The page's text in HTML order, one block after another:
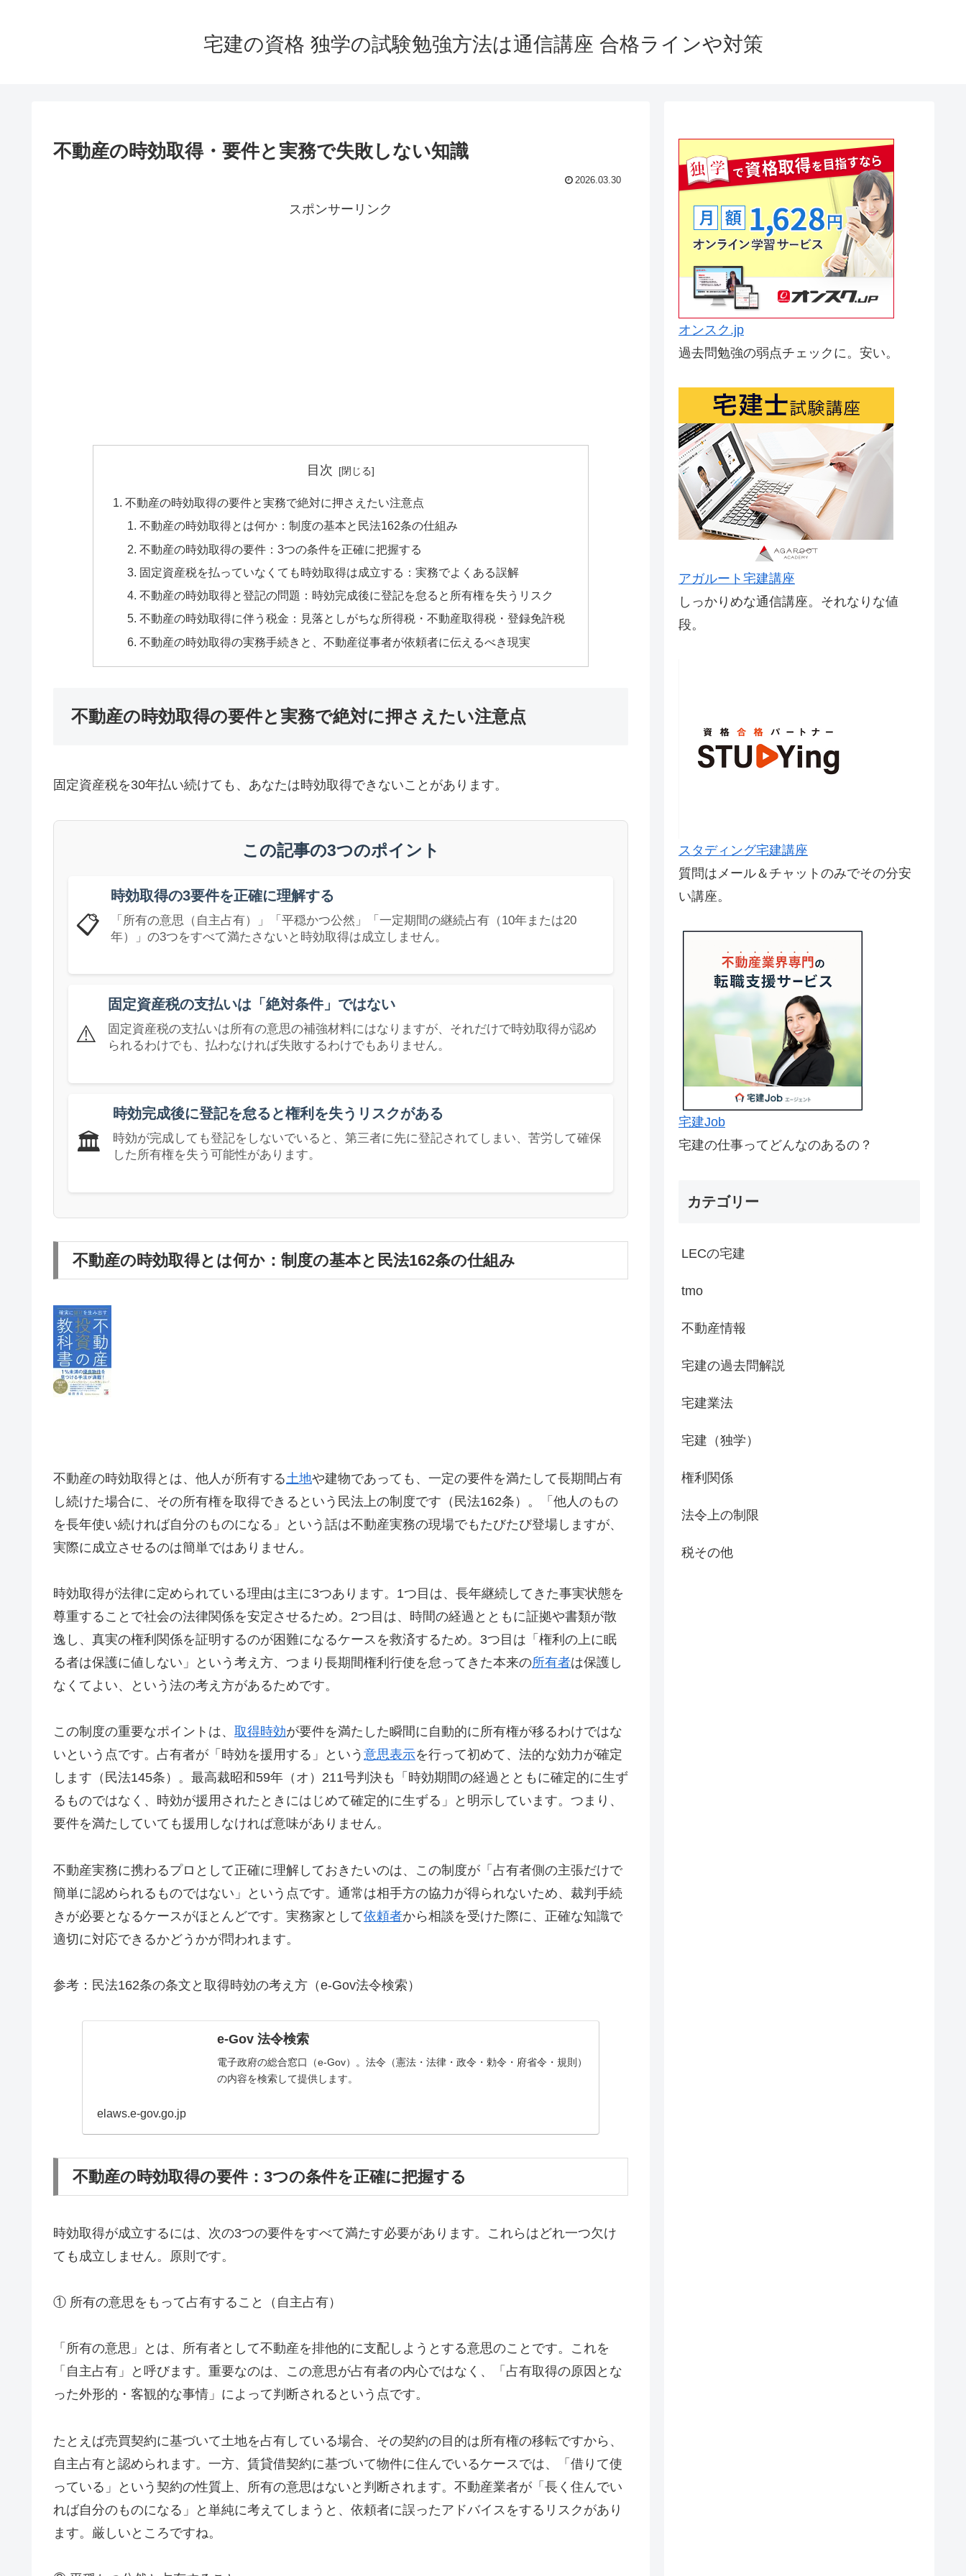
宅建の資格 独学の試験勉強方法は通信講座 合格ラインや対策
不動産の時効取得・要件と実務で失敗しない知識
2026.03.30
スポンサーリンク
目次
不動産の時効取得の要件と実務で絶対に押さえたい注意点
不動産の時効取得とは何か：制度の基本と民法162条の仕組み
不動産の時効取得の要件：3つの条件を正確に把握する
固定資産税を払っていなくても時効取得は成立する：実務でよくある誤解
不動産の時効取得と登記の問題：時効完成後に登記を怠ると所有権を失うリスク
不動産の時効取得に伴う税金：見落としがちな所得税・不動産取得税・登録免許税
不動産の時効取得の実務手続きと、不動産従事者が依頼者に伝えるべき現実
不動産の時効取得の要件と実務で絶対に押さえたい注意点
固定資産税を30年払い続けても、あなたは時効取得できないことがあります。
この記事の3つのポイント
📋
時効取得の3要件を正確に理解する
「所有の意思（自主占有）」「平穏かつ公然」「一定期間の継続占有（10年または20
年）」の3つをすべて満たさないと時効取得は成立しません。
⚠️
固定資産税の支払いは「絶対条件」ではない
固定資産税の支払いは所有の意思の補強材料にはなりますが、それだけで時効取得が認め
られるわけでも、払わなければ失敗するわけでもありません。
🏛️
時効完成後に登記を怠ると権利を失うリスクがある
時効が完成しても登記をしないでいると、第三者に先に登記されてしまい、苦労して確保
した所有権を失う可能性があります。
不動産の時効取得とは何か：制度の基本と民法162条の仕組み
不動産の時効取得とは、他人が所有する 土地や建物であっても、一定の要件を満たして長期間占有
し続けた場合に、その所有権を取得できるという民法上の制度です（民法162条）。「他人のもの
を長年使い続ければ自分のものになる」という話は不動産実務の現場でもたびたび登場しますが、
実際に成立させるのは簡単ではありません。
時効取得が法律に定められている理由は主に3つあります。1つ目は、長年継続してきた事実状態を
尊重することで社会の法律関係を安定させるため。2つ目は、時間の経過とともに証拠や書類が散
逸し、真実の権利関係を証明するのが困難になるケースを救済するため。3つ目は「権利の上に眠
る者は保護に値しない」という考え方、つまり長期間権利行使を怠ってきた本来の所有者は保護し
なくてよい、という法の考え方があるためです。
この制度の重要なポイントは、 取得時効が要件を満たした瞬間に自動的に所有権が移るわけではな
いという点です。占有者が「時効を援用する」という 意思表示を行って初めて、法的な効力が確定
します（民法145条）。最高裁昭和59年（オ）211号判決も「時効期間の経過とともに確定的に生ず
るものではなく、時効が援用されたときにはじめて確定的に生ずる」と明示しています。つまり、
要件を満たしていても援用しなければ意味がありません。
不動産実務に携わるプロとして正確に理解しておきたいのは、この制度が「占有者側の主張だけで
簡単に認められるものではない」という点です。通常は相手方の協力が得られないため、裁判手続
きが必要となるケースがほとんどです。実務家として依頼者から相談を受けた際に、正確な知識で
適切に対応できるかどうかが問われます。
参考：民法162条の条文と取得時効の考え方（e-Gov法令検索）
e-Gov 法令検索
電子政府の総合窓口（e-Gov）。法令（憲法・法律・政令・勅令・府省令・規則）
の内容を検索して提供します。
elaws.e-gov.go.jp
不動産の時効取得の要件：3つの条件を正確に把握する
時効取得が成立するには、次の3つの要件をすべて満たす必要があります。これらはどれ一つ欠け
ても成立しません。原則です。
① 所有の意思をもって占有すること（自主占有）
「所有の意思」とは、所有者として不動産を排他的に支配しようとする意思のことです。これを
「自主占有」と呼びます。重要なのは、この意思が占有者の内心ではなく、「占有取得の原因とな
った外形的・客観的な事情」によって判断されるという点です。
たとえば売買契約に基づいて土地を占有している場合、その契約の目的は所有権の移転ですから、
自主占有と認められます。一方、賃貸借契約に基づいて物件に住んでいるケースでは、「借りて使
っている」という契約の性質上、所有の意思はないと判断されます。不動産業者が「長く住んでい
れば自分のものになる」と単純に考えてしまうと、依頼者に誤ったアドバイスをするリスクがあり
ます。厳しいところですね。
オンスク.jp
過去問勉強の弱点チェックに。安い。
アガルート宅建講座
しっかりめな通信講座。それなりな値
段。
スタディング宅建講座
質問はメール＆チャットのみでその分安
い講座。
宅建Job
宅建の仕事ってどんなのあるの？
カテゴリー
LECの宅建
tmo
不動産情報
宅建の過去問解説
宅建業法
宅建（独学）
権利関係
法令上の制限
税その他